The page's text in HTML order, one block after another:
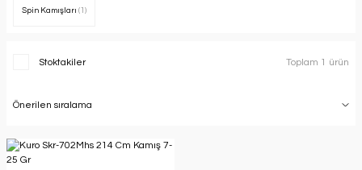
Spin Kamışları (1)
Stoktakiler Toplam 1 ürün